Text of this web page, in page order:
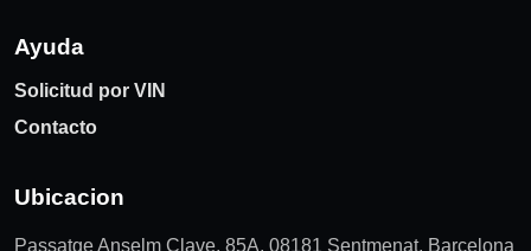
Ayuda
Solicitud por VIN
Contacto
Ubicacion
Passatge Anselm Clave, 85A, 08181 Sentmenat, Barcelona